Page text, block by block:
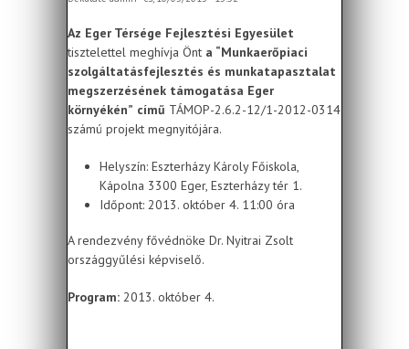
Az Eger Térsége Fejlesztési Egyesület
tisztelettel meghívja Önt a “Munkaerőpiaci
szolgáltatásfejlesztés és munkatapasztalat
megszerzésének támogatása Eger
környékén” című TÁMOP-2.6.2-12/1-2012-0314
számú projekt megnyitójára.
Helyszín: Eszterházy Károly Főiskola,
Kápolna 3300 Eger, Eszterházy tér 1.
Időpont: 2013. október 4. 11:00 óra
​A rendezvény fővédnöke Dr. Nyitrai Zsolt
országgyűlési képviselő.
Program: 2013. október 4.